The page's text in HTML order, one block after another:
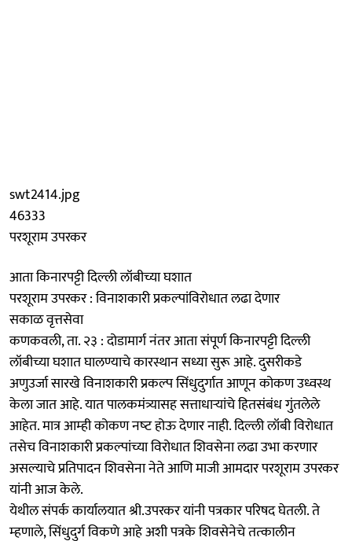
swt2414.jpg
46333
परशूराम उपरकर
आता किनारपट्टी दिल्‍ली लॉबीच्या घशात
परशूराम उपरकर : विनाशकारी प्रकल्‍पांविरोधात लढा देणार
सकाळ वृत्तसेवा
कणकवली, ता. २३ : दोडामार्ग नंतर आता संपूर्ण किनारपट्टी दिल्‍ली
लॉबीच्या घशात घालण्याचे कारस्थान सध्या सुरू आहे. दुसरीकडे
अणुउर्जा सारखे विनाशकारी प्रकल्‍प सिंधुदुर्गात आणून कोकण उध्वस्थ
केला जात आहे. यात पालकमंत्र्यासह सत्ताधाऱ्यांचे हितसंबंध गुंतलेले
आहेत. मात्र आम्‍ही कोकण नष्‍ट होऊ देणार नाही. दिल्‍ली लॉबी विरोधात
तसेच विनाशकारी प्रकल्‍पांच्या विरोधात शिवसेना लढा उभा करणार
असल्‍याचे प्रतिपादन शिवसेना नेते आणि माजी आमदार परशूराम उपरकर
यांनी आज केले.
येथील संपर्क कार्यालयात श्री.उपरकर यांनी पत्रकार परिषद घेतली. ते
म्‍हणाले, सिंधुदुर्ग विकणे आहे अशी पत्रके शिवसेनेचे तत्‍कालीन